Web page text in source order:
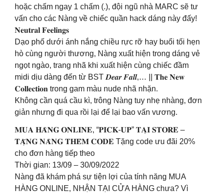
hoặc chấm ngay 1 chấm (.), đội ngũ nhà MARC sẽ tư
vấn cho các Nàng về chiếc quần hack dáng này đấy!
𝐍𝐞𝐮𝐭𝐫𝐚𝐥 𝐅𝐞𝐞𝐥𝐢𝐧𝐠𝐬
Dạo phố dưới ánh nắng chiều rực rỡ hay buổi tối hẹn
hò cùng người thương, Nàng xuất hiện trong dáng vẻ
ngọt ngào, trang nhã khi xuất hiện cùng chiếc đầm
midi dịu dàng đến từ BST 𝑫𝒆𝒂𝒓 𝑭𝒂𝒍𝒍,… || 𝐓𝐡𝐞 𝐍𝐞𝐰
𝐂𝐨𝐥𝐥𝐞𝐜𝐭𝐢𝐨𝐧 trong gam màu nude nhã nhặn.
Không cần quá cầu kì, trông Nàng tuy nhẹ nhàng, đơn
giản nhưng đi qua rồi lại để lại bao vấn vương.
𝐌𝐔𝐀 𝐇𝐀̀𝐍𝐆 𝐎𝐍𝐋𝐈𝐍𝐄, “𝐏𝐈𝐂𝐊-𝐔𝐏” 𝐓𝐀̣𝐈 𝐒𝐓𝐎𝐑𝐄 –
𝐓𝐀̣̆𝐍𝐆 𝐍𝐀̀𝐍𝐆 𝐓𝐇𝐄̂𝐌 𝐂𝐎𝐃𝐄 Tặng code ưu đãi 20%
cho đơn hàng tiếp theo
Thời gian: 13/09 – 30/09/2022
Nàng đã khám phá sự tiện lợi của tính năng MUA
HÀNG ONLINE, NHẬN TẠI CỬA HÀNG chưa? Vì